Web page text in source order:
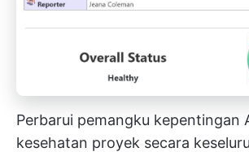
Perbarui pemangku kepentingan
kesehatan proyek secara